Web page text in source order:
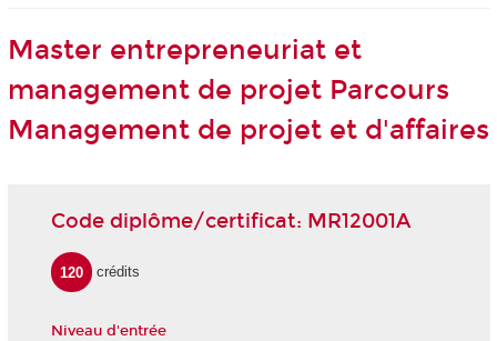
Master entrepreneuriat et
management de projet Parcours
Management de projet et d'affaires
Code diplôme/certificat: MR12001A
120 crédits
Niveau d'entrée